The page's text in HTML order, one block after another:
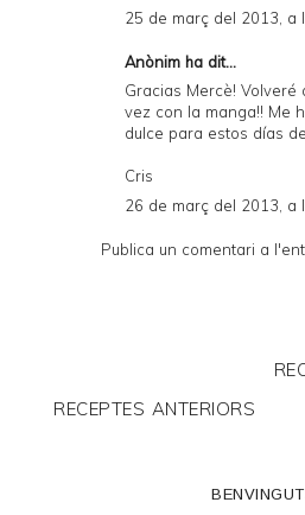
25 de març del 2013, a
Anònim ha dit...
Gracias Mercè! Volveré
vez con la manga!! Me
dulce para estos días
Cris
26 de març del 2013, a
Publica un comentari a
RECEPTES ANTERIORS